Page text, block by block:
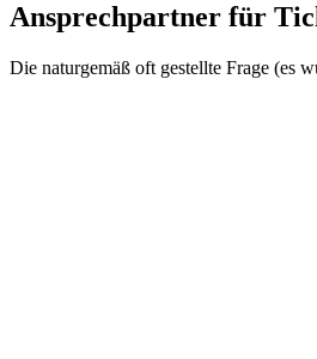
Ansprechpartner für
Die naturgemäß oft gestellte Frage (es